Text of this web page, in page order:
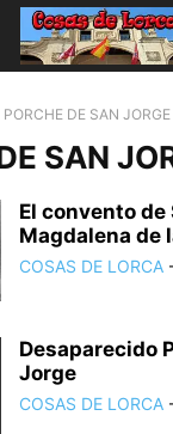
PORCHE DE SAN JORGE
SAN
El convento de
Magdalena de
COSAS DE LORCA
Desaparecido
Jorge
COSAS DE LORCA